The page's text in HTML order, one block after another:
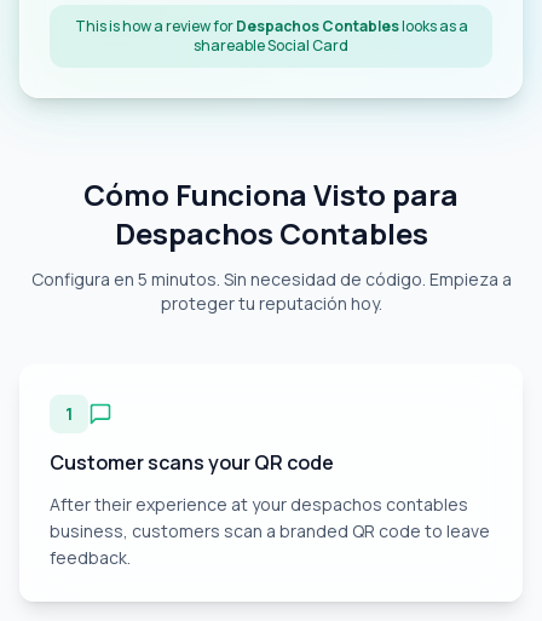
This is how a review forDespachos Contableslooks as a
shareable Social Card
Cómo Funciona Visto para
Despachos Contables
Configura en 5 minutos. Sin necesidad de código. Empieza a
proteger tu reputación hoy.
1
Customer scans your QR code
After their experience at your despachos contables
business, customers scan a branded QR code to leave
feedback.